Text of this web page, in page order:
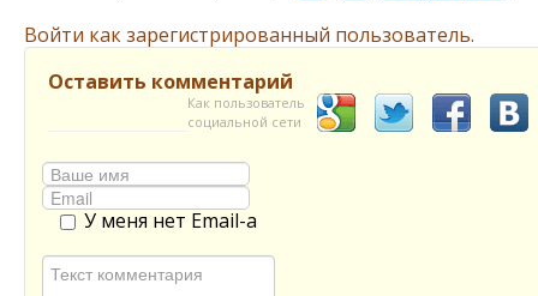
Войти как зарегистрированный пользователь.
Оставить комментарий
Как пользователь
социальной сети
У меня нет Email-а